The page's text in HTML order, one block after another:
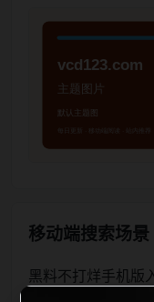
移动端搜索场景
黑料不打烊手机版